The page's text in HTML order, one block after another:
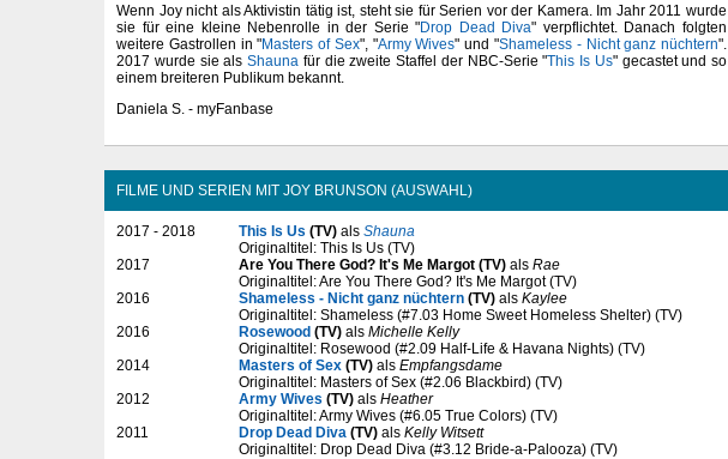
Wenn Joy nicht als Aktivistin tätig ist, steht sie für Serien vor der Kamera. Im Jahr 2011 wurde
sie für eine kleine Nebenrolle in der Serie "Drop Dead Diva" verpflichtet. Danach folgten
weitere Gastrollen in "Masters of Sex", "Army Wives" und "Shameless - Nicht ganz nüchtern".
2017 wurde sie als Shauna für die zweite Staffel der NBC-Serie "This Is Us" gecastet und so
einem breiteren Publikum bekannt.
Daniela S. - myFanbase
FILME UND SERIEN MIT JOY BRUNSON (AUSWAHL)
2017 - 2018 This Is Us (TV) als Shauna
Originaltitel: This Is Us (TV)
2017
Are You There God? It's Me Margot (TV) als Rae
Originaltitel: Are You There God? It's Me Margot (TV)
2016
Shameless - Nicht ganz nüchtern (TV) als Kaylee
Originaltitel: Shameless (#7.03 Home Sweet Homeless Shelter) (TV)
2016
Rosewood (TV) als Michelle Kelly
Originaltitel: Rosewood (#2.09 Half-Life & Havana Nights) (TV)
2014
Masters of Sex (TV) als Empfangsdame
Originaltitel: Masters of Sex (#2.06 Blackbird) (TV)
2012
Army Wives (TV) als Heather
Originaltitel: Army Wives (#6.05 True Colors) (TV)
2011
Drop Dead Diva (TV) als Kelly Witsett
Originaltitel: Drop Dead Diva (#3.12 Bride-a-Palooza) (TV)